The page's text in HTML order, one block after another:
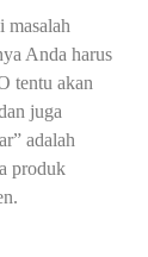
masalah
Anda harus
tentu akan
juga
adalah
produk